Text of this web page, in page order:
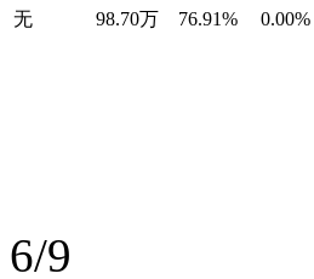
无
98.70万 76.91% 0.00%
6/9